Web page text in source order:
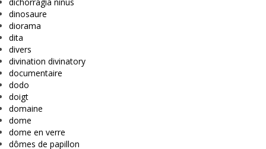
dinosaure
diorama
dita
divers
divination divinatory
documentaire
dodo
doigt
domaine
dome
dome en verre
dômes de papillon